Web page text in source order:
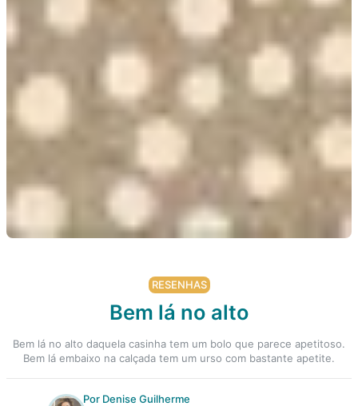
RESENHAS
Bem lá no alto
Bem lá no alto daquela casinha tem um bolo que parece apetitoso.
Bem lá embaixo na calçada tem um urso com bastante apetite.
Por Denise Guilherme